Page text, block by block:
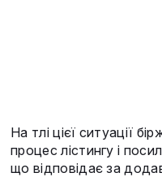
На тлі цієї ситуації
процес лістингу і
що відповідає за